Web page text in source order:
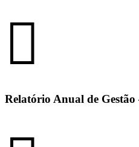
Relatório Anual de Gestão